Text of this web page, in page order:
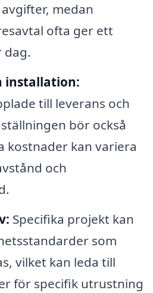
medan
ofta ger ett
dag.
installation:
till leverans och
bör också
kostnader kan variera
och
Specifika projekt kan
som
vilket kan leda till
för specifik utrustning